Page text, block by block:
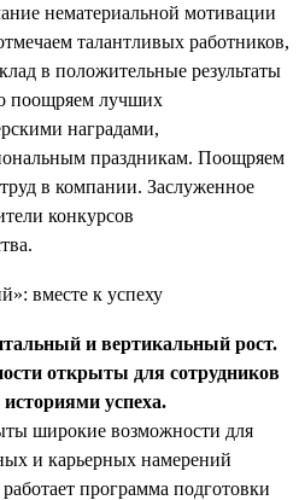
нематериальной мотивации
талантливых работников,
в положительные результаты
поощряем лучших
наградами,
праздникам. Поощряем
в компании. Заслуженное
конкурсов
и вертикальный рост.
открыты для сотрудников
успеха.
широкие возможности для
и карьерных намерений
программа подготовки